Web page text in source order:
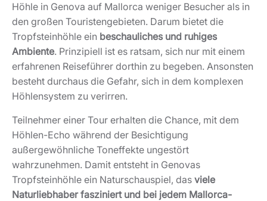
Höhle in Genova auf Mallorca weniger Besucher als in
den großen Touristengebieten. Darum bietet die
Tropfsteinhöhle ein beschauliches und ruhiges
Ambiente. Prinzipiell ist es ratsam, sich nur mit einem
erfahrenen Reiseführer dorthin zu begeben. Ansonsten
besteht durchaus die Gefahr, sich in dem komplexen
Höhlensystem zu verirren.
Teilnehmer einer Tour erhalten die Chance, mit dem
Höhlen-Echo während der Besichtigung
außergewöhnliche Toneffekte ungestört
wahrzunehmen. Damit entsteht in Genovas
Tropfsteinhöhle ein Naturschauspiel, das viele
Naturliebhaber fasziniert und bei jedem Mallorca-